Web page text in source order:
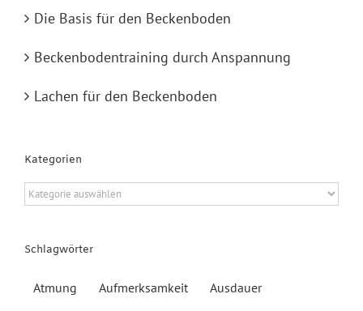
Die Basis für den Beckenboden
Beckenbodentraining durch Anspannung
Lachen für den Beckenboden
Kategorien
Kategorien
Schlagwörter
Atmung Aufmerksamkeit
Ausdauer